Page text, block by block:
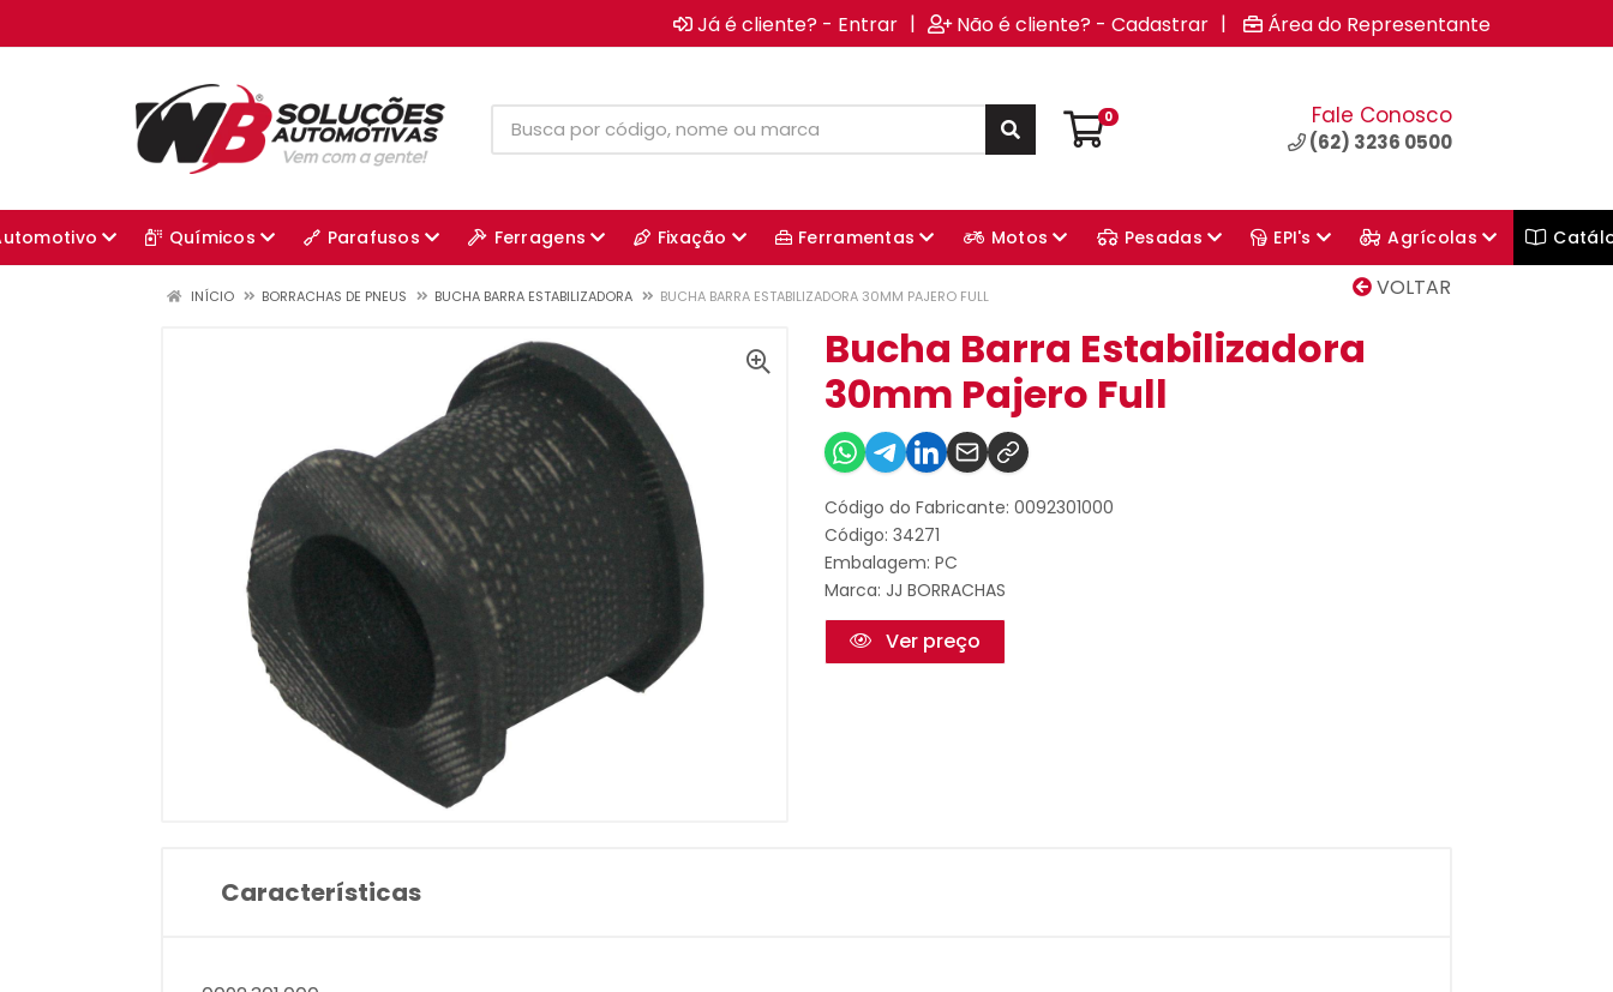
Já é cliente? - Entrar | Não é cliente? - Cadastrar | Área do Representante
0 Fale Conosco
(62) 3236 0500
Químicos Parafusos Ferragens Fixação Ferramentas Motos Pesadas EPI's Agrícolas
VOLTAR
INÍCIO BORRACHAS DE PNEUS BUCHA BARRA ESTABILIZADORA BUCHA BARRA ESTABILIZADORA 30MM PAJERO FULL
Bucha Barra Estabilizadora
30mm Pajero Full
Código do Fabricante: 0092301000
Código: 34271
Embalagem: PC
Marca: JJ BORRACHAS
Ver preço
Características